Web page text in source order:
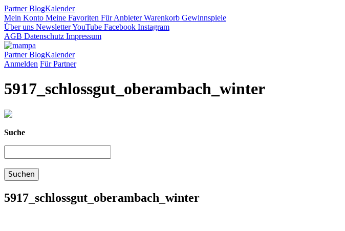
PartnerBlogKalender
Mein Konto Meine Favoriten Für AnbieterWarenkorb Gewinnspiele
Über uns NewsletterYouTube Facebook Instagram
AGB Datenschutz Impressum
PartnerBlogKalender
Anmelden Für Partner
5917_schlossgut_oberambach_winter
Suche
5917_schlossgut_oberambach_winter